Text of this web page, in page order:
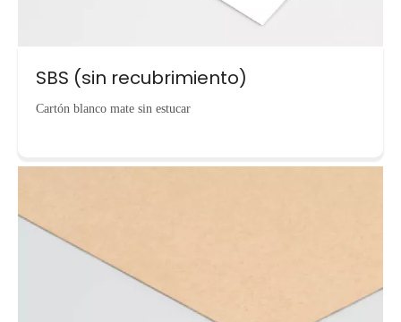
SBS (sin recubrimiento)
Cartón blanco mate sin estucar